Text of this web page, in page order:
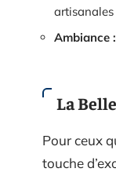
artisanales
Ambiance :
La
Pour ceux
touche